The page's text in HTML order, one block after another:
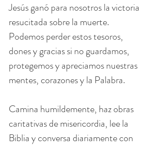
Jesús ganó para nosotros la victoria
resucitada sobre la muerte.
Podemos perder estos tesoros,
dones y gracias si no guardamos,
protegemos y apreciamos nuestras
mentes, corazones y la Palabra.
Camina humildemente, haz obras
caritativas de misericordia, lee la
Biblia y conversa diariamente con